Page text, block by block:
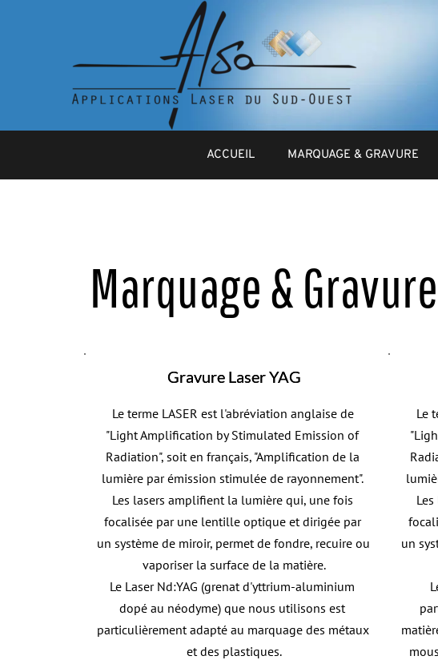
ACCUEIL MARQUAGE & GRAVURE
Marquage & Gravure
Gravure Laser YAG
Le terme LASER est l'abréviation anglaise de
"Light Amplification by Stimulated Emission of
Radiation", soit en français, "Amplification de la
lumière par émission stimulée de rayonnement".
Les lasers amplifient la lumière qui, une fois
focalisée par une lentille optique et dirigée par
un système de miroir, permet de fondre, recuire ou
vaporiser la surface de la matière.
Le Laser Nd:YAG (grenat d'yttrium-aluminium
dopé au néodyme) que nous utilisons est
particulièrement adapté au marquage des métaux
et des plastiques.
Le
un